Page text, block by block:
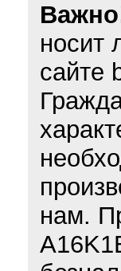
носит
сайте
нам.